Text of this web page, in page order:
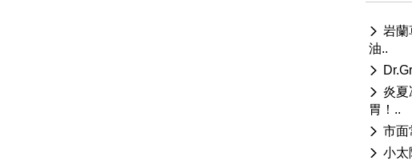
岩蘭
油..
炎夏
胃！..
市面
小太